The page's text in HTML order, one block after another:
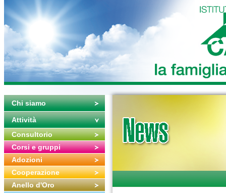
Chi siamo
Attività
Consultorio
Corsi e gruppi
Adozioni
Cooperazione
Anello d'Oro